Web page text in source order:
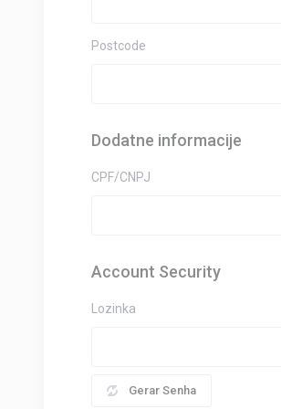
Postcode
Dodatne informacije
CPF/CNPJ
Account Security
Lozinka
Gerar Senha